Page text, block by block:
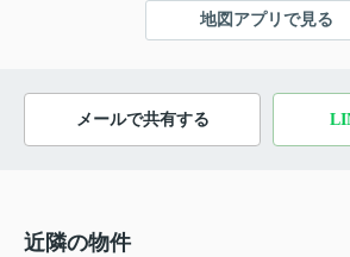
地図アプリで見る
メールで共有する
近隣の物件